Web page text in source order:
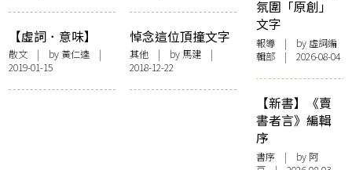
【虛詞．意味】
「寒」是身外物
散文 | by 黃仁逵 |
2019-01-15
悼念這位頂撞文字
獄的現代詩人——
寫給逝去的孟浪兄
其他| by 馬建 |
2018-12-22
氛圍「原創」
文字
報導 | by 虛詞編
輯部 | 2026-08-04
【新書】《賣
書者言》編輯
序
書序 | by 阿